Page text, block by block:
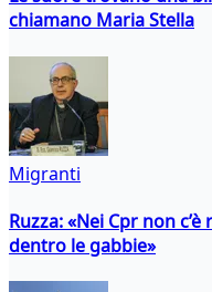
chiamano Maria Stella
Migranti
Ruzza: «Nei Cpr non
dentro le gabbie»